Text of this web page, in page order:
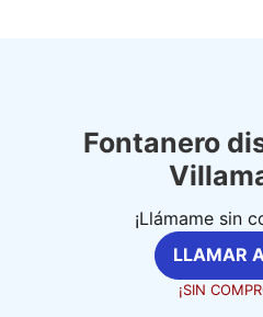
Fontanero
¡Llámame sin
LLAMAR
¡SIN